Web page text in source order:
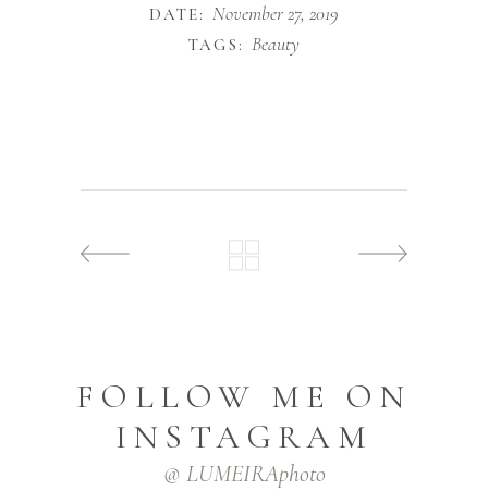
DATE: November 27, 2019
TAGS: Beauty
FOLLOW ME ON
INSTAGRAM
@ LUMEIRAphoto